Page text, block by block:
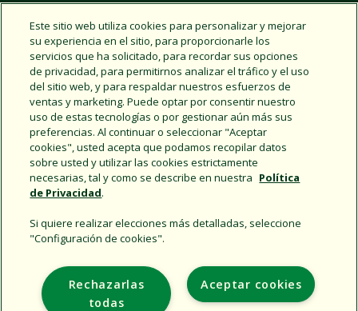
INSCRIBIRSE
REDES SOCIALES
ÚNETE A NOSOTROS
Support
Empresa
Este sitio web utiliza cookies para personalizar y mejorar
su experiencia en el sitio, para proporcionarle los
servicios que ha solicitado, para recordar sus opciones
de privacidad, para permitirnos analizar el tráfico y el uso
del sitio web, y para respaldar nuestros esfuerzos de
ventas y marketing. Puede optar por consentir nuestro
uso de estas tecnologías o por gestionar aún más sus
preferencias. Al continuar o seleccionar "Aceptar
cookies", usted acepta que podamos recopilar datos
sobre usted y utilizar las cookies estrictamente
necesarias, tal y como se describe en nuestra Política
de Privacidad.
Si quiere realizar elecciones más detalladas, seleccione
"Configuración de cookies".
Aceptar cookies
Rechazarlas
todas